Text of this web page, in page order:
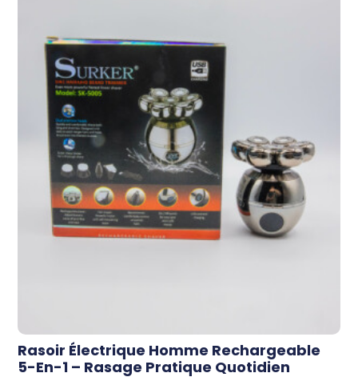
Rasoir Électrique Homme Rechargeable
5-En-1 – Rasage Pratique Quotidien